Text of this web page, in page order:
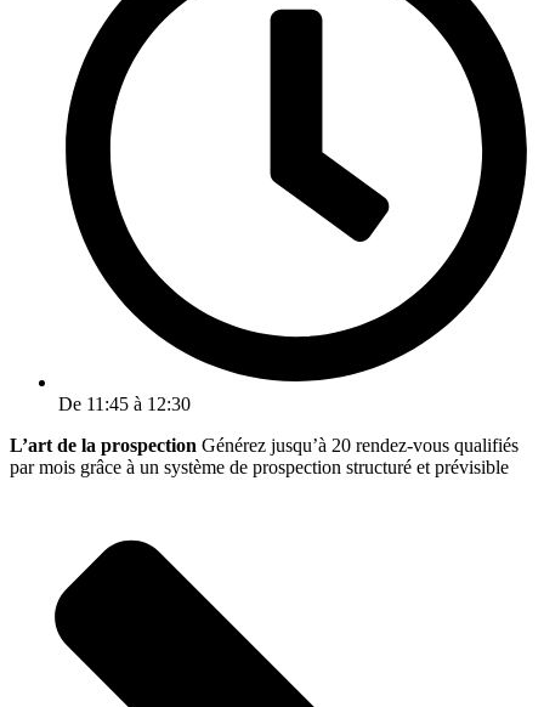
De 11:45 à 12:30
L’art de la prospection Générez jusqu’à 20 rendez-vous qualifiés
par mois grâce à un système de prospection structuré et prévisible